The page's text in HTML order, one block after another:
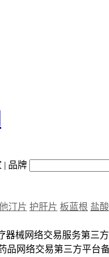
| 品牌
汀片 护肝片 板蓝根 盐
器械网络交易服务第三
品网络交易第三方平台